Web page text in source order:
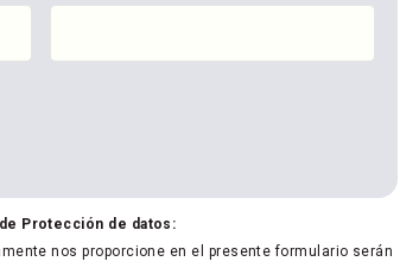
Protección de datos:
nos proporcione en el presente formulario serán